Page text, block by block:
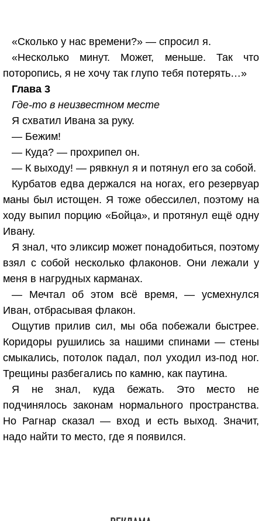
«Сколько у нас времени?» — спросил я.
«Несколько минут. Может, меньше. Так что
поторопись, я не хочу так глупо тебя потерять…»
Глава 3
Где-то в неизвестном месте
Я схватил Ивана за руку.
— Бежим!
— Куда? — прохрипел он.
— К выходу! — рявкнул я и потянул его за собой.
Курбатов едва держался на ногах, его резервуар
маны был истощен. Я тоже обессилел, поэтому на
ходу выпил порцию «Бойца», и протянул ещё одну
Ивану.
Я знал, что эликсир может понадобиться, поэтому
взял с собой несколько флаконов. Они лежали у
меня в нагрудных карманах.
— Мечтал об этом всё время, — усмехнулся
Иван, отбрасывая флакон.
Ощутив прилив сил, мы оба побежали быстрее.
Коридоры рушились за нашими спинами — стены
смыкались, потолок падал, пол уходил из-под ног.
Трещины разбегались по камню, как паутина.
Я не знал, куда бежать. Это место не
подчинялось законам нормального пространства.
Но Рагнар сказал — вход и есть выход. Значит,
надо найти то место, где я появился.